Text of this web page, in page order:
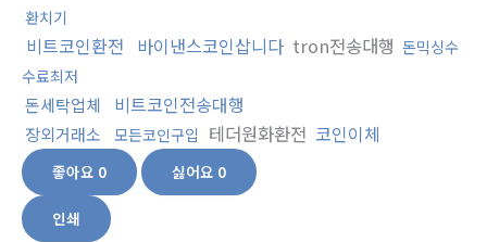
환치기
비트코인환전 바이낸스코인삽니다 tron전송대행 돈믹싱수
수료최저
돈세탁업체 비트코인전송대행
장외거래소 모든코인구입 테더원화환전 코인이체
좋아요 0 싫어요 0
인쇄